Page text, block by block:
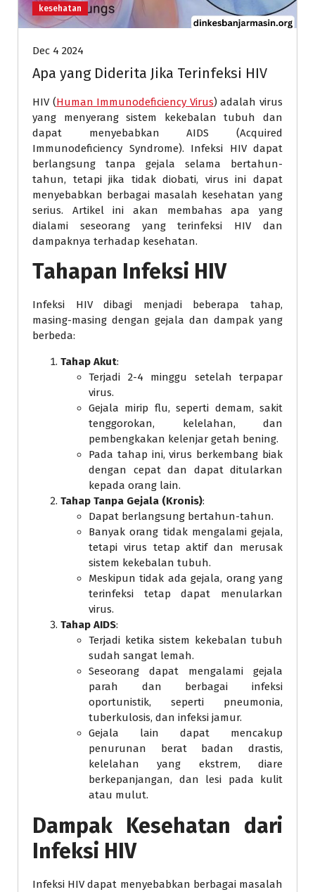
kesehatan
Dec 4 2024
Apa yang Diderita Jika Terinfeksi HIV
HIV (Human Immunodeficiency Virus) adalah virus
yang menyerang sistem kekebalan tubuh dan
dapat menyebabkan AIDS (Acquired
Immunodeficiency Syndrome). Infeksi HIV dapat
berlangsung tanpa gejala selama bertahun-
tahun, tetapi jika tidak diobati, virus ini dapat
menyebabkan berbagai masalah kesehatan yang
serius. Artikel ini akan membahas apa yang
dialami seseorang yang terinfeksi HIV dan
dampaknya terhadap kesehatan.
Tahapan Infeksi HIV
Infeksi HIV dibagi menjadi beberapa tahap,
masing-masing dengan gejala dan dampak yang
berbeda:
Tahap Akut:
Terjadi 2-4 minggu setelah terpapar
virus.
Gejala mirip flu, seperti demam, sakit
tenggorokan, kelelahan, dan
pembengkakan kelenjar getah bening.
Pada tahap ini, virus berkembang biak
dengan cepat dan dapat ditularkan
kepada orang lain.
Tahap Tanpa Gejala (Kronis):
Dapat berlangsung bertahun-tahun.
Banyak orang tidak mengalami gejala,
tetapi virus tetap aktif dan merusak
sistem kekebalan tubuh.
Meskipun tidak ada gejala, orang yang
terinfeksi tetap dapat menularkan
virus.
Tahap AIDS:
Terjadi ketika sistem kekebalan tubuh
sudah sangat lemah.
Seseorang dapat mengalami gejala
parah dan berbagai infeksi
oportunistik, seperti pneumonia,
tuberkulosis, dan infeksi jamur.
Gejala lain dapat mencakup
penurunan berat badan drastis,
kelelahan yang ekstrem, diare
berkepanjangan, dan lesi pada kulit
atau mulut.
Dampak Kesehatan dari
Infeksi HIV
Infeksi HIV dapat menyebabkan berbagai masalah